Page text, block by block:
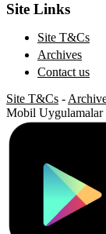
Site Links
Site T&Cs
Archives
Contact us
Site T&Cs -
Mobil Uygulamalar